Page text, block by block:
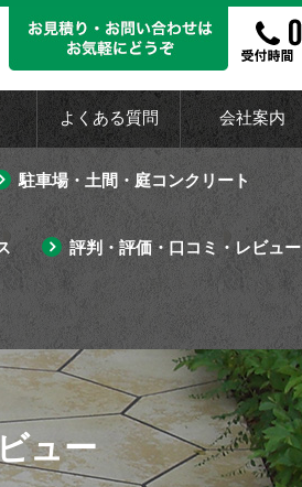
よくある質問 会社案内
駐車場・土間・庭コンクリート
評判・評価・口コミ・レビュー
ュー